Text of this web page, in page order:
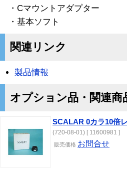
・Cマウントアダプター
・基本ソフト
関連リンク
製品情報
オプション品・関連商
SCALAR 0カラ10倍
(720-08-01) [ 11600981 ]
販売価格 お問合せ